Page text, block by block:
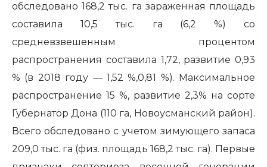
обследовано 168,2 тыс. га зараженная площадь
составила 10,5 тыс. га (6,2 %) со
средневзвешенным процентом
распространения составила 1,72, развитие 0,93
% (в 2018 году — 1,52 %,0,81 %). Максимальное
распространение 15 %, развитие 2,3% на сорте
Губернатор Дона (110 га, Новоусманский район).
Всего обследовано с учетом зимующего запаса
209,0 тыс. га (физ. площадь 168,2 тыс. га). Первые